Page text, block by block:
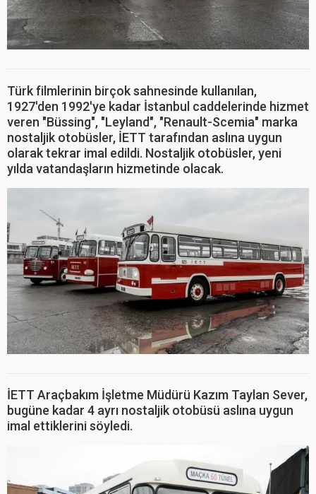
Türk filmlerinin birçok sahnesinde kullanılan,
1927'den 1992'ye kadar İstanbul caddelerinde hizmet
veren "Büssing", "Leyland", "Renault-Scemia" marka
nostaljik otobüsler, İETT tarafından aslına uygun
olarak tekrar imal edildi. Nostaljik otobüsler, yeni
yılda vatandaşların hizmetinde olacak.
İETT Araçbakım İşletme Müdürü Kazım Taylan Sever,
bugüne kadar 4 ayrı nostaljik otobüsü aslına uygun
imal ettiklerini söyledi.